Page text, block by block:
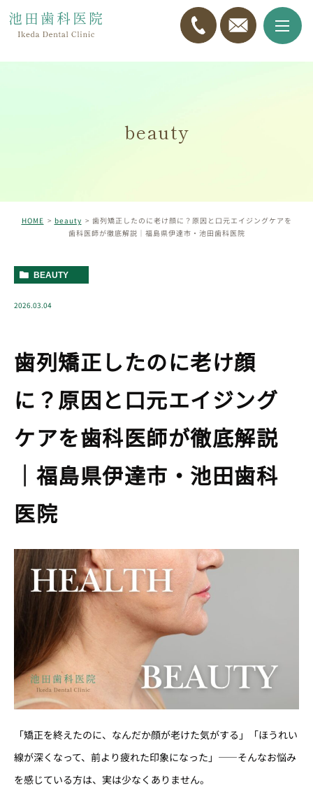
beauty
HOME beauty
歯列矯正したのに老け顔に？原因と口元エイジングケアを
歯科医師が徹底解説｜福島県伊達市・池田歯科医院
BEAUTY
2026.03.04
歯列矯正したのに老け顔
に？原因と口元エイジング
ケアを歯科医師が徹底解説
｜福島県伊達市・池田歯科
医院
「矯正を終えたのに、なんだか顔が老けた気がする」「ほうれい
線が深くなって、前より疲れた印象になった」——そんなお悩み
を感じている方は、実は少なくありません。